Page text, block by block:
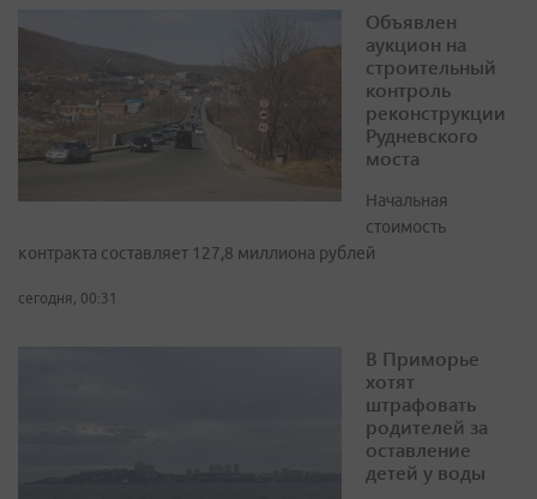
Объявлен
аукцион на
строительный
контроль
реконструкции
Рудневского
моста
Начальная
стоимость
контракта составляет 127,8 миллиона рублей
сегодня, 00:31
В Приморье
хотят
штрафовать
родителей за
оставление
детей у воды